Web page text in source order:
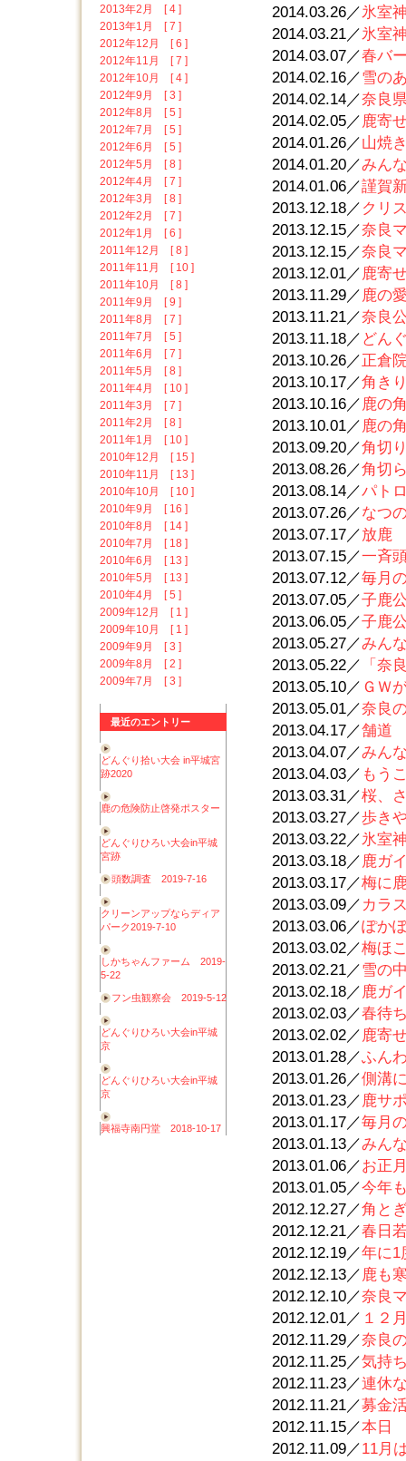
2013年2月 [ 4 ]
2013年1月 [ 7 ]
2012年12月 [ 6 ]
2012年11月 [ 7 ]
2012年10月 [ 4 ]
2012年9月 [ 3 ]
2012年8月 [ 5 ]
2012年7月 [ 5 ]
2012年6月 [ 5 ]
2012年5月 [ 8 ]
2012年4月 [ 7 ]
2012年3月 [ 8 ]
2012年2月 [ 7 ]
2012年1月 [ 6 ]
2011年12月 [ 8 ]
2011年11月 [ 10 ]
2011年10月 [ 8 ]
2011年9月 [ 9 ]
2011年8月 [ 7 ]
2011年7月 [ 5 ]
2011年6月 [ 7 ]
2011年5月 [ 8 ]
2011年4月 [ 10 ]
2011年3月 [ 7 ]
2011年2月 [ 8 ]
2011年1月 [ 10 ]
2010年12月 [ 15 ]
2010年11月 [ 13 ]
2010年10月 [ 10 ]
2010年9月 [ 16 ]
2010年8月 [ 14 ]
2010年7月 [ 18 ]
2010年6月 [ 13 ]
2010年5月 [ 13 ]
2010年4月 [ 5 ]
2009年12月 [ 1 ]
2009年10月 [ 1 ]
2009年9月 [ 3 ]
2009年8月 [ 2 ]
2009年7月 [ 3 ]
最近のエントリー
どんぐり拾い大会 in平城宮
跡2020
鹿の危険防止啓発ポスター
どんぐりひろい大会in平城
宮跡
頭数調査 2019-7-16
クリーンアップならディア
パーク2019-7-10
しかちゃんファーム 2019-
5-22
フン虫観察会 2019-5-12
どんぐりひろい大会in平城
京
どんぐりひろい大会in平城
京
興福寺南円堂 2018-10-17
2014.03.26／氷室
2014.03.21／氷室
2014.03.07／春バ
2014.02.16／雪の
2014.02.14／奈良
2014.02.05／ 鹿寄
2014.01.26／山焼
2014.01.20／みん
2014.01.06／謹賀
2013.12.18／ クリ
2013.12.15／奈良
2013.12.15／奈良
2013.12.01／ 鹿寄
2013.11.29／ 鹿の
2013.11.21／奈良
2013.11.18／ どん
2013.10.26／正倉
2013.10.17／角き
2013.10.16／ 鹿の
2013.10.01／ 鹿の
2013.09.20／角切
2013.08.26／角切
2013.08.14／パト
2013.07.26／なつ
2013.07.17／放鹿
2013.07.15／一斉
2013.07.12／毎月
2013.07.05／子鹿
2013.06.05／子鹿
2013.05.27／みん
2013.05.22／
「奈
2013.05.10／ ＧＷ
2013.05.01／奈良
2013.04.17／舗道
2013.04.07／みん
2013.04.03／ もう
2013.03.31／桜、
2013.03.27／歩き
2013.03.22／氷室
2013.03.18／ 鹿ガ
2013.03.17／梅に
2013.03.09／ カラ
2013.03.06／ぽか
2013.03.02／梅ほ
2013.02.21／雪の
2013.02.18／ 鹿ガ
2013.02.03／春待
2013.02.02／ 鹿寄
2013.01.28／ふん
2013.01.26／側溝
2013.01.23／ 鹿サ
2013.01.17／毎月
2013.01.13／みん
2013.01.06／お正
2013.01.05／今年
2012.12.27／角と
2012.12.21／春日
2012.12.19／年に1
2012.12.13／ 鹿も
2012.12.10／奈良
2012.12.01／ １２
2012.11.29／奈良
2012.11.25／気持
2012.11.23／連休
2012.11.21／募金
2012.11.15／本日
2012.11.09／11月